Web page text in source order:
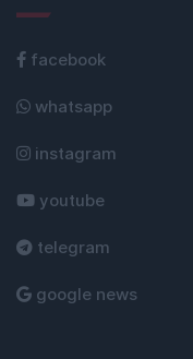
facebook
whatsapp
instagram
youtube
telegram
google news